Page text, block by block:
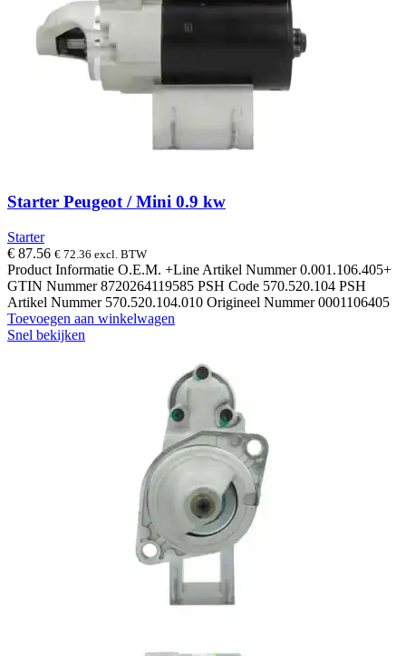
Starter Peugeot / Mini 0.9 kw
Starter
€ 87.56 € 72.36 excl. BTW
Product Informatie O.E.M. +Line Artikel Nummer 0.001.106.405+
GTIN Nummer 8720264119585 PSH Code 570.520.104 PSH
Artikel Nummer 570.520.104.010 Origineel Nummer 0001106405
Toevoegen aan winkelwagen
Snel bekijken